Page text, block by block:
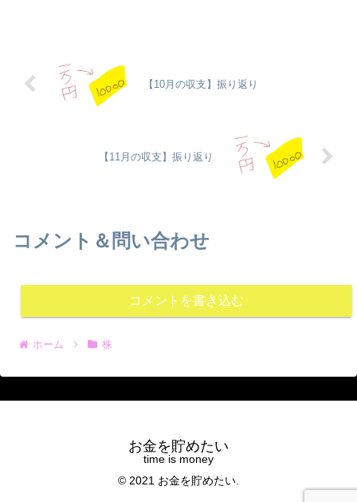
【10月の収支】振り返り
【11月の収支】振り返り
コメント＆問い合わせ
コメントを書き込む
ホーム 株
お金を貯めたい
© 2021 お金を貯めたい.